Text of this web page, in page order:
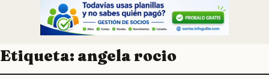
Etiqueta: angela rocio